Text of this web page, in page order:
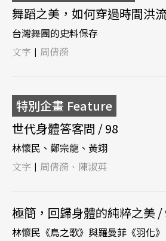
舞蹈之美，如何穿過時間洪
台灣舞團的史料保存
文字 | 周倩漪
特別企畫 Feature
世代身體答客問 / 98
林懷民、鄭宗龍、黃翊
文字 | 周倩漪、陳淑英
極簡，回歸身體的純粹之美 /
林懷民《鳥之歌》與羅曼菲《羽化》